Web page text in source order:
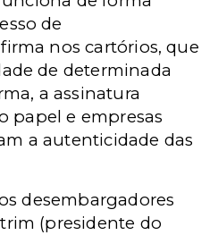
de
nos cartórios, que
de determinada
a assinatura
papel e empresas
a autenticidade das
desembargadores
(presidente do